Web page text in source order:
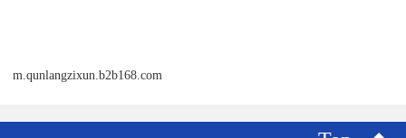
m.qunlangzixun.b2b168.com